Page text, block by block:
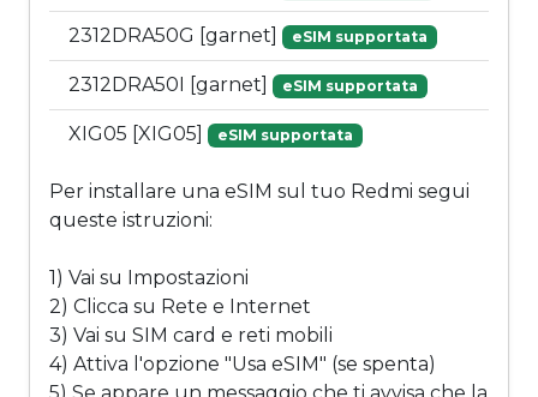
2312DRA50G [garnet] eSIM supportata
2312DRA50I [garnet] eSIM supportata
XIG05 [XIG05] eSIM supportata
Per installare una eSIM sul tuo Redmi segui
queste istruzioni:
1) Vai su Impostazioni
2) Clicca su Rete e Internet
3) Vai su SIM card e reti mobili
4) Attiva l'opzione "Usa eSIM" (se spenta)